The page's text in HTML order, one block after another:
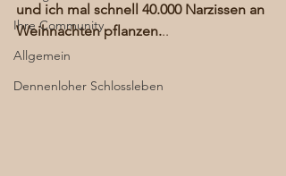
Ihre Community
Allgemein
Dennenloher Schlossleben
und ich mal schnell 40.000 Narzissen an
Weihnachten pflanzen...